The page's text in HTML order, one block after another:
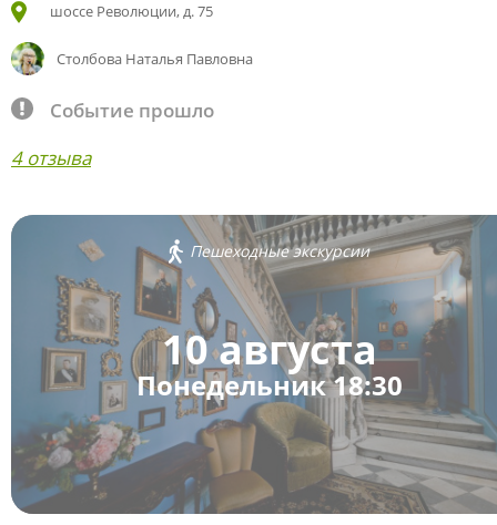
шоссе Революции, д. 75
Столбова Наталья Павловна
Событие прошло
4 отзыва
Пешеходные экскурсии
10 августа
Понедельник 18:30